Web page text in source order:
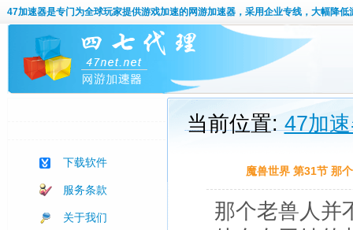
47加速器是专门为全球玩家提供游戏加速的网游加速器，采用企业专线，大幅降低
下载软件
服务条款
关于我们
当前位置:47加
魔兽世界 第31节 那
那个老兽人并